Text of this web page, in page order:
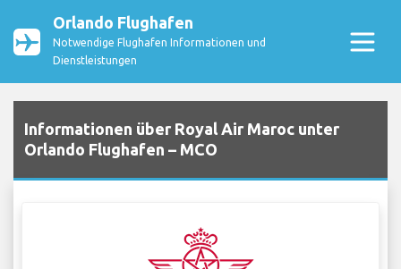
Orlando Flughafen
Notwendige Flughafen Informationen und
Dienstleistungen
Informationen über Royal Air Maroc unter
Orlando Flughafen – MCO